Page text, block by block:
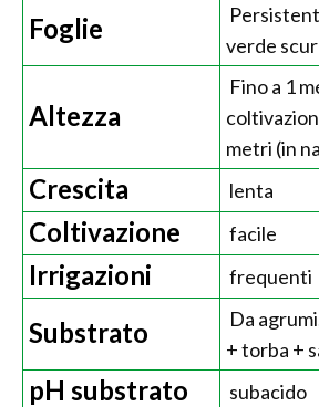
Foglie
verde
Altezza
Fino a 1
metri (in
Crescita lenta
Coltivazione facile
Irrigazioni frequenti
Substrato
Da
+ torba +
pH substrato subacido